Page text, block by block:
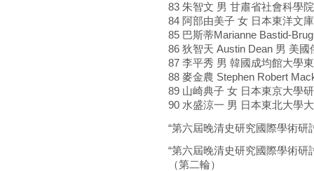
83 朱智文 男 甘肅省社會科學
84 阿部由美子 女 日本東洋文
85 巴斯蒂Marianne Bastid-
86 狄智天 Austin Dean 男 美
87 李平秀 男 韓國成均館大學
88 麥金農 Stephen Robert
89 山崎典子 女 日本東京大學
90 水盛涼一 男 日本東北大學
“第六屆晚清史研究國際學術研
“第六屆晚清史研究國際學術研
（第二輪）